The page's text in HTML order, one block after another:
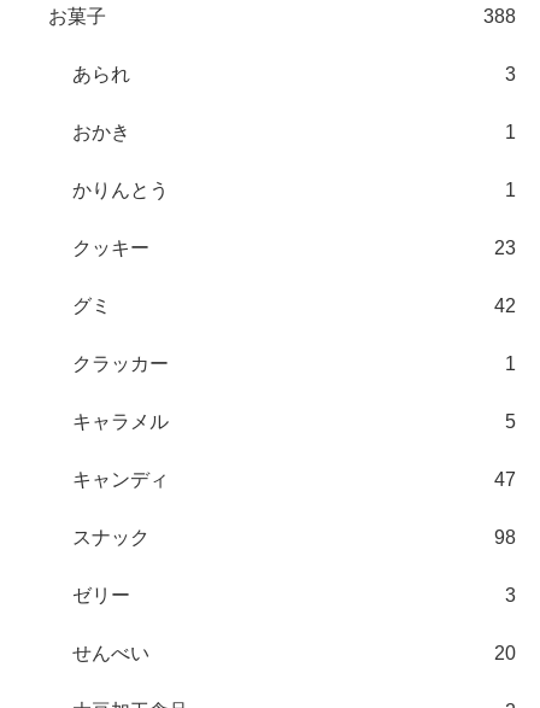
お菓子 388
あられ 3
おかき 1
かりんとう 1
クッキー 23
グミ 42
クラッカー 1
キャラメル 5
キャンディ 47
スナック 98
ゼリー 3
せんべい 20